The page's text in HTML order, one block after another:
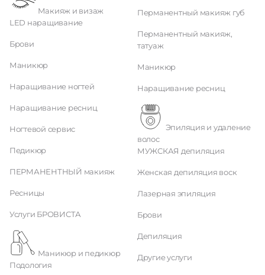
Макияж и визаж
LED наращивание
Брови
Маникюр
Наращивание ногтей
Наращивание ресниц
Ногтевой сервис
Педикюр
ПЕРМАНЕНТНЫЙ макияж
Ресницы
Услуги БРОВИСТА
Маникюр и педикюр
Подология
Перманентный макияж губ
Перманентный макияж,
татуаж
Маникюр
Наращивание ресниц
волос
МУЖСКАЯ депиляция
Женская депиляция воск
Лазерная эпиляция
Брови
Депиляция
Другие услуги